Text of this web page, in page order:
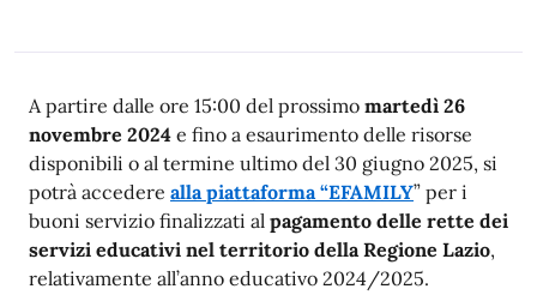
A partire dalle ore 15:00 del prossimo martedì 26
novembre 2024 e fino a esaurimento delle risorse
disponibili o al termine ultimo del 30 giugno 2025, si
potrà accedere alla piattaforma “EFAMILY” per i
buoni servizio finalizzati al pagamento delle rette dei
servizi educativi nel territorio della Regione Lazio,
relativamente all’anno educativo 2024/2025.